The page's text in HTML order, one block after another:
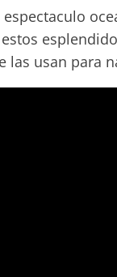
espectaculo
las usan para